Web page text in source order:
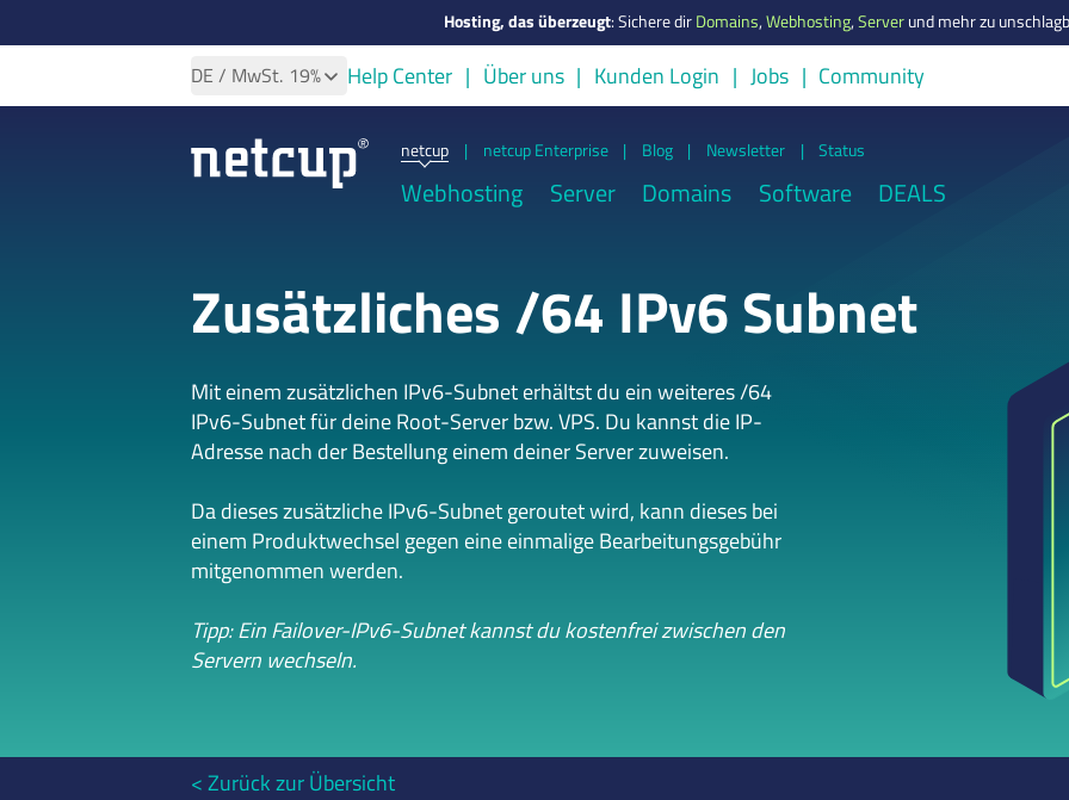
Hosting, das überzeugt:Sichere dirDomains,Webhosting,Serverund mehr zu
DE / MwSt. 19% Help Center Über uns Kunden Login Jobs Community
netcup | netcup Enterprise | Blog | Newsletter | Status
Webhosting Server Domains Software DEALS
Zusätzliches /64 IPv6 Subnet
Mit einem zusätzlichen IPv6-Subnet erhältst du ein weiteres /64
IPv6-Subnet für deine Root-Server bzw. VPS. Du kannst die IP-
Adresse nach der Bestellung einem deiner Server zuweisen.
Da dieses zusätzliche IPv6-Subnet geroutet wird, kann dieses bei
einem Produktwechsel gegen eine einmalige Bearbeitungsgebühr
mitgenommen werden.
Tipp: Ein Failover-IPv6-Subnet kannst du kostenfrei zwischen den
Servern wechseln.
Zurück zur Übersicht